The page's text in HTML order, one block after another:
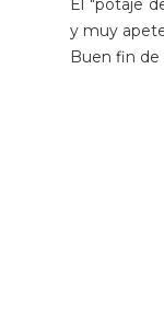
y muy
Buen fin de